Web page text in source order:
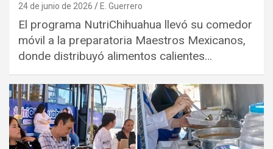
24 de junio de 2026 E. Guerrero
El programa NutriChihuahua llevó su comedor
móvil a la preparatoria Maestros Mexicanos,
donde distribuyó alimentos calientes…